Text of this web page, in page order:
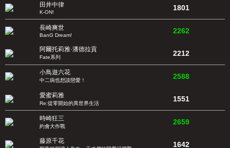
田井中律
K-ON!
1801
長崎爽世
BanG Dream!
2262
阿爾托莉雅·潘德拉貢
Fate系列 2212
小鳥遊六花
中二病也想談戀愛！ 2588
愛蜜莉雅
Re:從零開始的異世界生活 1551
時崎狂三
約會大作戰 2659
藤原千花 1642